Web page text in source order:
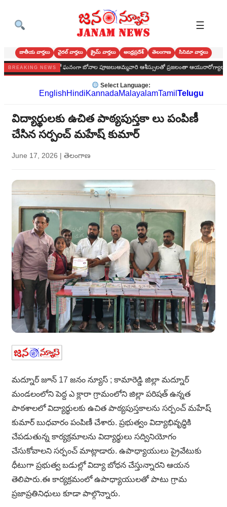
☰
జాతీయ వార్తలు వైరల్ వార్తలు క్రైమ్ వార్తలు ఆంధ్రప్రదేశ్ తెలంగాణ సినిమా వార్తలు
BREAKING NEWS
దేవాలయంలో ఘనంగా బోనాల పూజలుఅమ్మవారి ఆశీస్సులతో ప్రజలంతా ఆయురారోగ్యాలతో
Select Language:
EnglishHindiKannadaMalayalamTamil Telugu
విద్యార్థులకు ఉచిత పాఠ్యపుస్తకా లు పంపిణీ
చేసిన సర్పంచ్ మహేష్ కుమార్
June 17, 2026 | తెలంగాణ
మద్నూర్ జూన్ 17 జనం న్యూస్ ; కామారెడ్డి జిల్లా మద్నూర్
మండలంలోని పెద్ద ఎ క్లారా గ్రామంలోని జిల్లా పరిషత్ ఉన్నత
పాఠశాలలో విద్యార్థులకు ఉచిత పాఠ్యపుస్తకాలను సర్పంచ్ మహేష్
కుమార్ బుధవారం పంపిణీ చేశారు. ప్రభుత్వం విద్యాభివృద్ధికి
చేపడుతున్న కార్యక్రమాలను విద్యార్థులు సద్వినియోగం
చేసుకోవాలని సర్పంచ్ మాట్లాడారు. ఉపాధ్యాయులు ప్రైవేటుకు
ధీటుగా ప్రభుత్వ బడుల్లో విద్యా బోధన చేస్తున్నారని ఆయన
తెలిపారు.ఈ కార్యక్రమంలో ఉపాధ్యాయులతో పాటు గ్రామ
ప్రజాప్రతినిధులు కూడా పాల్గొన్నారు.